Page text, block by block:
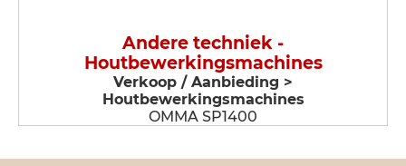
Andere techniek -
Houtbewerkingsmachines
Verkoop / Aanbieding >
Houtbewerkingsmachines
OMMA SP1400